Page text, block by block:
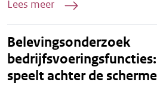
Lees meer
Belevingsonderzoek
speelt achter de